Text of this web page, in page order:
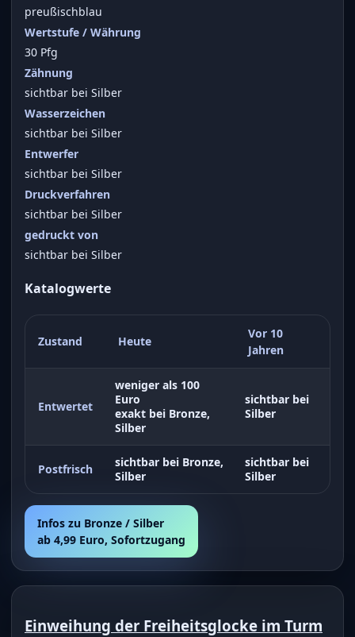
preußischblau
Wertstufe / Währung
30 Pfg
Zähnung
sichtbar bei Silber
Wasserzeichen
sichtbar bei Silber
Entwerfer
sichtbar bei Silber
Druckverfahren
sichtbar bei Silber
gedruckt von
sichtbar bei Silber
Katalogwerte
Zustand Heute
Vor 10
Jahren
Entwertet
weniger als 100
Euro
exakt bei Bronze,
Silber
sichtbar bei
Silber
Postfrisch
sichtbar bei Bronze,
Silber
sichtbar bei
Silber
Infos zu Bronze / Silber
ab 4,99 Euro, Sofortzugang
Einweihung der Freiheitsglocke im Turm